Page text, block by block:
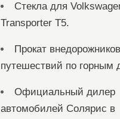
Стекла для
Transporter T5.
Прокат
путешествий по горным
Официальный дилер
автомобилей Солярис в